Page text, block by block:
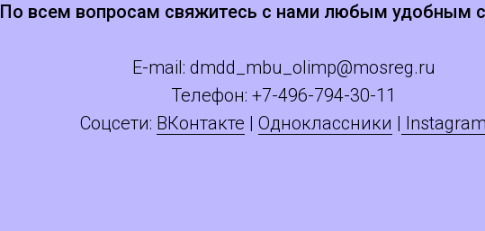
По всем вопросам свяжитесь с нами любым удобным
E-mail: dmdd_mbu_olimp@mosreg.ru
Телефон: +7-496-794-30-11
Соцсети: ВКонтакте | Одноклассники | Instagram